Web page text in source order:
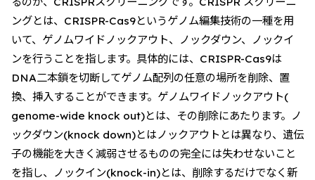
ングとは、CRISPR-Cas9というゲノム編集技術の一種を用
いて、ゲノムワイドノックアウト、ノックダウン、ノックイ
ンを行うことを指します。具体的には、CRISPR-Cas9は
DNA二本鎖を切断してゲノム配列の任意の場所を削除、置
換、挿入することができます。ゲノムワイドノックアウト(
genome-wide knock out)とは、その削除にあたります。ノ
ックダウン(knock down)とはノックアウトとは異なり、遺伝
子の機能を大きく減弱させるものの完全には失わせないこと
を指し、ノックイン(knock-in)とは、削除するだけでなく新